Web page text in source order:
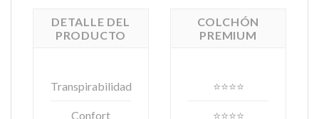
DETALLE DEL
PRODUCTO
Transpirabilidad
Confort
COLCHÓN
PREMIUM
⭐⭐⭐⭐
⭐⭐⭐⭐